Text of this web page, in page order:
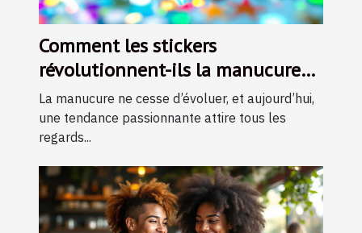
Comment les stickers
révolutionnent-ils la manucure
moderne ?
La manucure ne cesse d’évoluer, et aujourd’hui,
une tendance passionnante attire tous les
regards...